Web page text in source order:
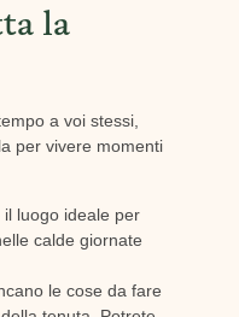
la
a voi stessi,
per vivere momenti
il luogo ideale per
calde giornate
le cose da fare